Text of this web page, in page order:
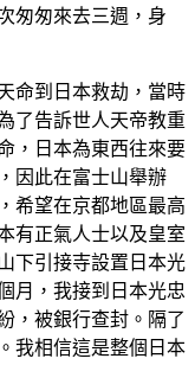
匆來去三週，身
到日本救劫，當時
了告訴世人天帝教重
，日本為東西往來要
因此在富士山舉辦
希望在京都地區最高
有正氣人士以及皇室
下引接寺設置日本光
月，我接到日本光忠
，被銀行查封。隔了
我相信這是整個日本